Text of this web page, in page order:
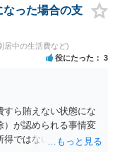
別に弁護士にご相談さ
った場合の支
居中の生活費など)
役にたった 3
すら賄えない状態にな
）が認められる事情変
得ではないので、「保